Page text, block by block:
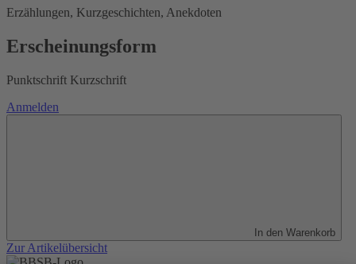
Erzählungen, Kurzgeschichten, Anekdoten
Erscheinungsform
Punktschrift Kurzschrift
Anmelden
In den Warenkorb
Zur Artikelübersicht